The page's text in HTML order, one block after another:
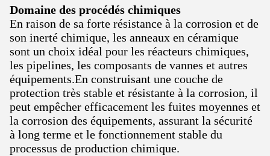
Domaine des procédés chimiques
En raison de sa forte résistance à la corrosion et de
son inerté chimique, les anneaux en céramique
sont un choix idéal pour les réacteurs chimiques,
les pipelines, les composants de vannes et autres
équipements.En construisant une couche de
protection très stable et résistante à la corrosion, il
peut empêcher efficacement les fuites moyennes et
la corrosion des équipements, assurant la sécurité
à long terme et le fonctionnement stable du
processus de production chimique.